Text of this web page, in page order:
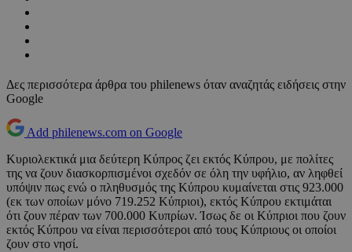
Δες περισσότερα άρθρα του philenews όταν αναζητάς ειδήσεις στην
Google
Add philenews.com on Google
Κυριολεκτικά μια δεύτερη Κύπρος ζει εκτός Κύπρου, με πολίτες
της να ζουν διασκορπισμένοι σχεδόν σε όλη την υφήλιο, αν ληφθεί
υπόψιν πως ενώ ο πληθυσμός της Κύπρου κυμαίνεται στις 923.000
(εκ των οποίων μόνο 719.252 Κύπριοι), εκτός Κύπρου εκτιμάται
ότι ζουν πέραν των 700.000 Κυπρίων. Ίσως δε οι Κύπριοι που ζουν
εκτός Κύπρου να είναι περισσότεροι από τους Κύπριους οι οποίοι
ζουν στο νησί.